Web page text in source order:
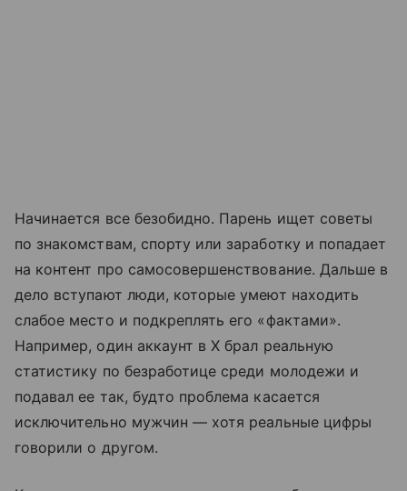
Начинается все безобидно. Парень ищет советы
по знакомствам, спорту или заработку и попадает
на контент про самосовершенствование. Дальше в
дело вступают люди, которые умеют находить
слабое место и подкреплять его «фактами».
Например, один аккаунт в X брал реальную
статистику по безработице среди молодежи и
подавал ее так, будто проблема касается
исключительно мужчин — хотя реальные цифры
говорили о другом.